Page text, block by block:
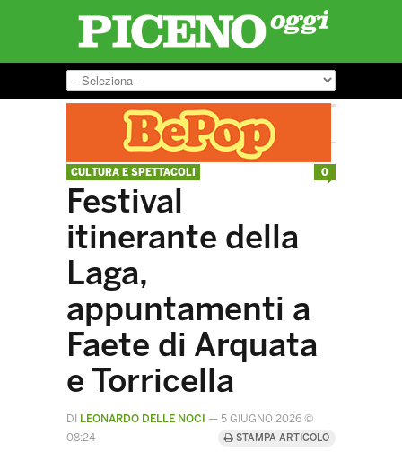
CULTURA E SPETTACOLI
Festival
itinerante della
Laga,
appuntamenti a
Faete di Arquata
e Torricella
DI LEONARDO DELLE NOCI — 5 GIUGNO 2026 @
08:24
STAMPA ARTICOLO
0